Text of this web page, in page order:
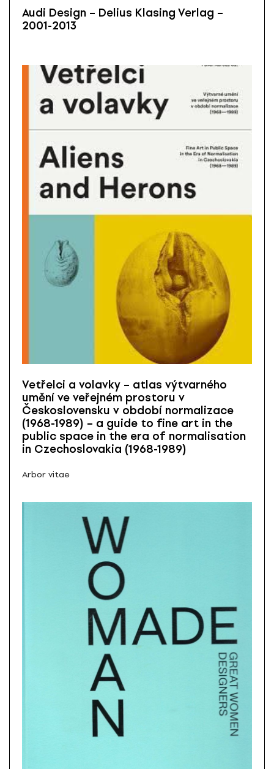
Audi Design – Delius Klasing Verlag –
2001-2013
Vetřelci a volavky – atlas výtvarného
umění ve veřejném prostoru v
Československu v období normalizace
(1968-1989) – a guide to fine art in the
public space in the era of normalisation
in Czechoslovakia (1968-1989)
Arbor vitae